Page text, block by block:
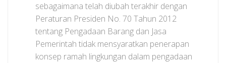
sebagaimana telah diubah terakhir dengan
Peraturan Presiden No. 70 Tahun 2012
tentang Pengadaan Barang dan Jasa
Pemerintah tidak mensyaratkan penerapan
konsep ramah lingkungan dalam pengadaan